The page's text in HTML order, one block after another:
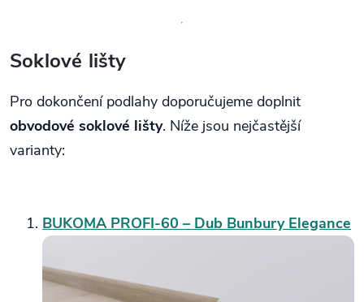
Soklové lišty
Pro dokončení podlahy doporučujeme doplnit
obvodové soklové lišty. Níže jsou nejčastější
varianty:
BUKOMA PROFI-60 – Dub Bunbury Elegance